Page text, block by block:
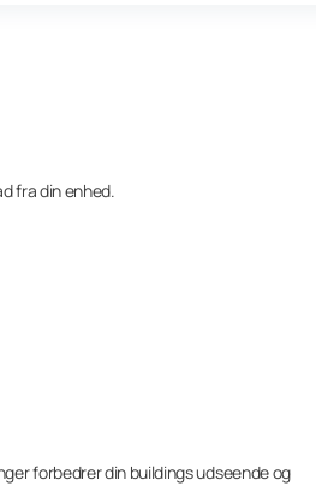
fra din enhed.
forbedrer din buildings udseende og